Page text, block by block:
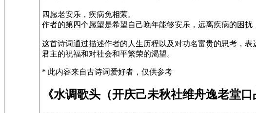
四愿老安乐，疾病免相萦。
作者的第四个愿望是希望自己晚年能够安乐，远离疾病的困扰
这首诗词通过描述作者的人生历程以及对功名富贵的思考，
君主的祝福和对社会和平繁荣的渴望。
* 此内容来自古诗词爱好者，仅供参考
《水调歌头（开庆己未秋社维舟逸老堂